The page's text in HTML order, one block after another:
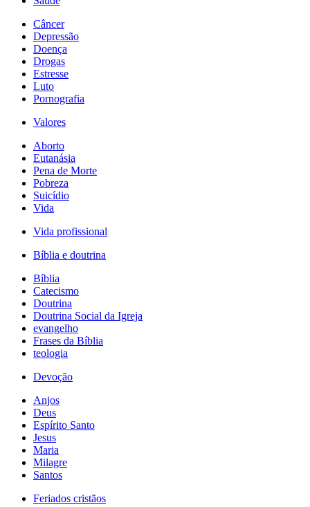
Câncer
Depressão
Doença
Drogas
Estresse
Luto
Pornografia
Valores
Aborto
Eutanásia
Pena de Morte
Pobreza
Suicídio
Vida
Vida profissional
Bíblia e doutrina
Bíblia
Catecismo
Doutrina
Doutrina Social da Igreja
evangelho
Frases da Bíblia
teologia
Devoção
Anjos
Deus
Espírito Santo
Jesus
Maria
Milagre
Santos
Feriados cristãos